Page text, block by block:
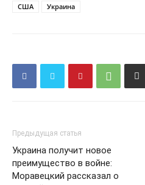
США
Украина
Предыдущая статья
Украина получит новое
преимущество в войне:
Моравецкий рассказал о